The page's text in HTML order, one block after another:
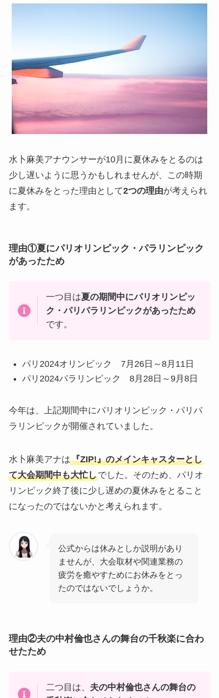
水卜麻美アナウンサーが10月に夏休みをとるのは
少し遅いように思うかもしれませんが、この時期
に夏休みをとった理由として2つの理由が考えられ
ます。
理由①夏にパリオリンピック・パラリンピック
があったため
一つ目は夏の期間中にパリオリンピッ
ク・パリパラリンピックがあったため
です。
パリ2024オリンピック 7月26日～8月11日
パリ2024パラリンピック 8月28日～9月8日
今年は、上記期間中にパリオリンピック・パリパ
ラリンピックが開催されていました。
水卜麻美アナは『ZIP!』のメインキャスターとし
て大会期間中も大忙しでした。そのため、パリオ
リンピック終了後に少し遅めの夏休みをとること
になったのではないかと考えられます。
公式からは休みとしか説明があり
ませんが、大会取材や関連業務の
疲労を癒やすためにお休みをとっ
たのではないでしょうか。
理由②夫の中村倫也さんの舞台の千秋楽に合わ
せたため
二つ目は、 夫の中村倫也さんの舞台の